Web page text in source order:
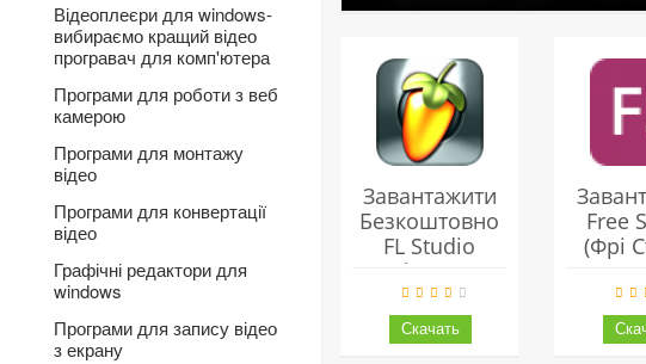
Завантажити
Безкоштовно
FL Studio
(FruityLoops)
Для Windows
Free
(фрі
Відеоплеєри для windows-
вибираємо кращий відео
програвач для комп'ютера
Програми для роботи з веб
камерою
Програми для монтажу
відео
Програми для конвертації
відео
Графічні редактори для
windows
Програми для запису відео
з екрану